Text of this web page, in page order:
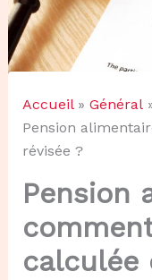
Accueil
Général
Pension
révisée ?
Pension
calculée